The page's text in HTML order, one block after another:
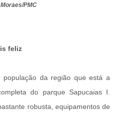
PMC
feliz
da região que está a
do parque Sapucaias I.
robusta, equipamentos de